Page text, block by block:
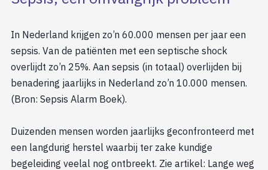
In Nederland krijgen zo’n 60.000 mensen per jaar een
sepsis. Van de patiënten met een septische shock
overlijdt zo’n 25%. Aan sepsis (in totaal) overlijden bij
benadering jaarlijks in Nederland zo’n 10.000 mensen.
(Bron: Sepsis Alarm Boek).
Duizenden mensen worden jaarlijks geconfronteerd met
een langdurig herstel waarbij ter zake kundige
begeleiding veelal nog ontbreekt. Zie artikel: Lange weg